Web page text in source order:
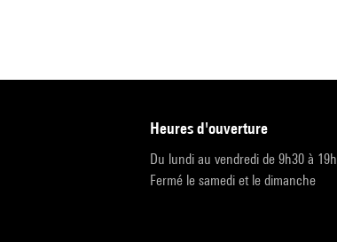
heures d'ouverture
Du lundi au vendredi de 9h30 à 19h
Fermé le samedi et le dimanche